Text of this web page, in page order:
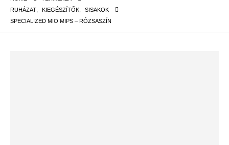
RUHÁZAT
KIEGÉSZÍTŐK
SISAKOK
SPECIALIZED MIO MIPS – RÓZSASZÍN